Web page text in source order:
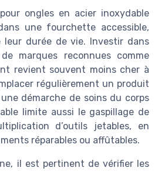
ongles en acier inoxydable
une fourchette accessible,
durée de vie. Investir dans
marques reconnues comme
revient souvent moins cher à
régulièrement un produit
démarche de soins du corps
limite aussi le gaspillage de
d’outils jetables, en
réparables ou affûtables.
il est pertinent de vérifier les